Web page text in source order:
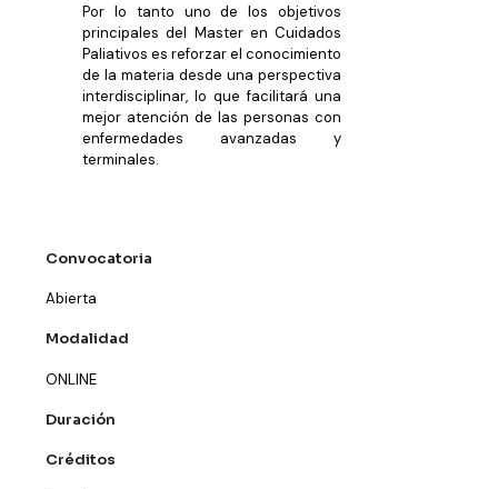
Por lo tanto uno de los objetivos
principales del Master en Cuidados
Paliativos es reforzar el conocimiento
de la materia desde una perspectiva
interdisciplinar, lo que facilitará una
mejor atención de las personas con
enfermedades avanzadas y
terminales.
Convocatoria
Abierta
Modalidad
ONLINE
Duración
Créditos